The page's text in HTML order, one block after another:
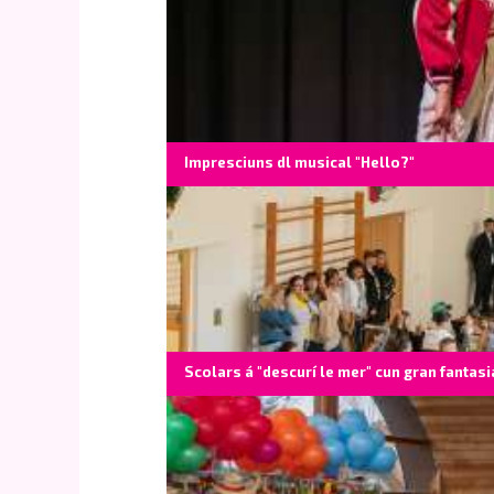
Impresciuns dl musical "Hello?"
Scolars á "descurí le mer" cun gran